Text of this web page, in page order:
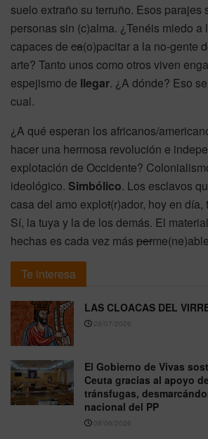
suelo extraño su terruño. Esos parajes
personas sin (c)alma. ¿Tenéis miedo a
capaces de ca(o)pacitar a la no-gente
arte? Tanto unos como otros viven
espejismo de llegar. ¿A dónde? Eso
cual.
¿A qué esperan los africanos/
hacer una hermosa revolución e
explotación de Occidente?
ideológico. Simbólico. Los esclavos
casa del amo explot(r)ador, hoy en
Sí, la tuya y la de los demás. El
hechas es cada vez más per
Te interesa
LAS CLOACAS DEL
28/07/2026
El Gobierno de Vivas
Ceuta gracias al apoyo
tránsfugas,
nacional del PP
08/06/2026